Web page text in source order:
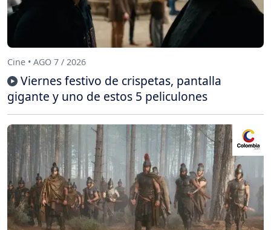
Cine • AGO 7 / 2026
Viernes festivo de crispetas, pantalla
gigante y uno de estos 5 peliculones